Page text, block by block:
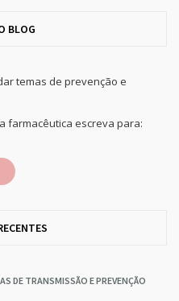
BLOG
temas de prevenção e
farmacêutica escreva para:
DE TRANSMISSÃO E PREVENÇÃO